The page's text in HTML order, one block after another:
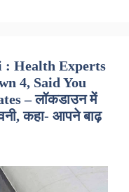
: Health Experts
4, Said You
– लॉकडाउन में
कहा- आपने बाढ़